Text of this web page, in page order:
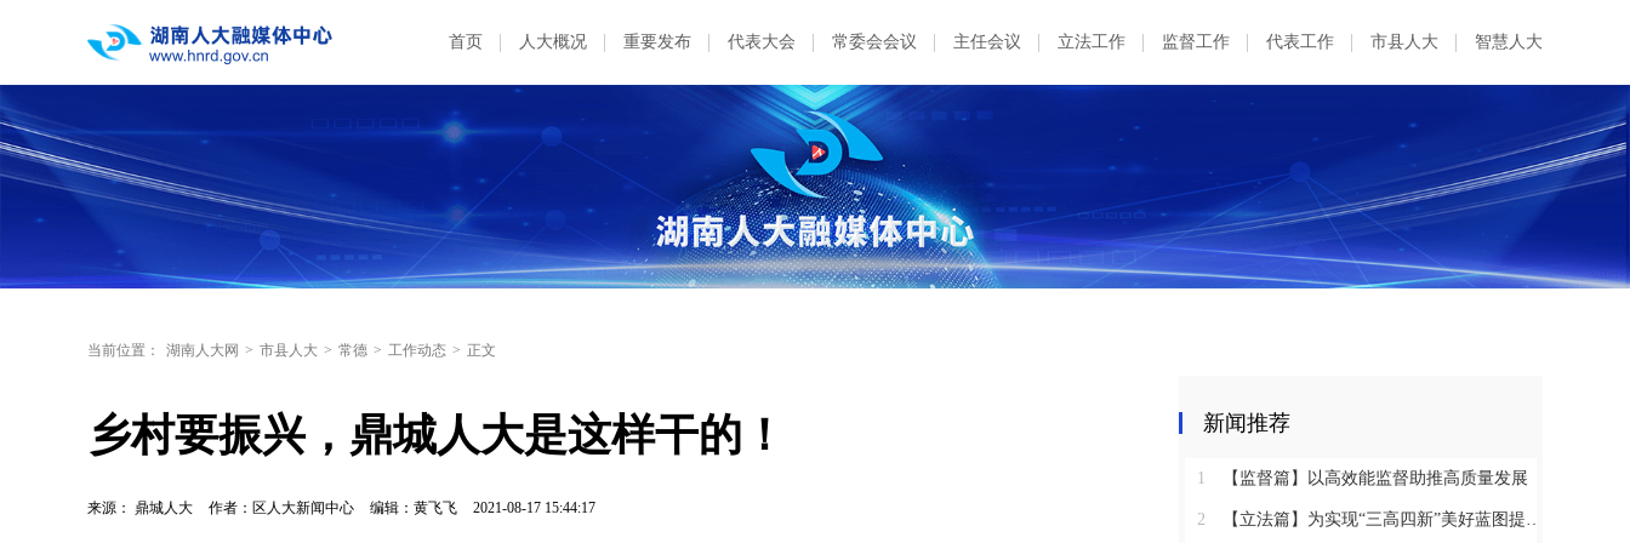
首页 人大概况 重要发布 代表大会 常委会会议 主任会议 立法工作 监督工作 代表工作 市县人大 智慧人大
当前位置： 湖南人大网 > 市县人大 > 常德 > 工作动态 > 正文
乡村要振兴，鼎城人大是这样干的！
来源： 鼎城人大 作者：区人大新闻中心 编辑：黄飞飞 2021-08-17 15:44:17
新闻推荐
1 【监督篇】以高效能监督助推高质量发展
2 【立法篇】为实现“三高四新”美好蓝图提供坚实法治保障